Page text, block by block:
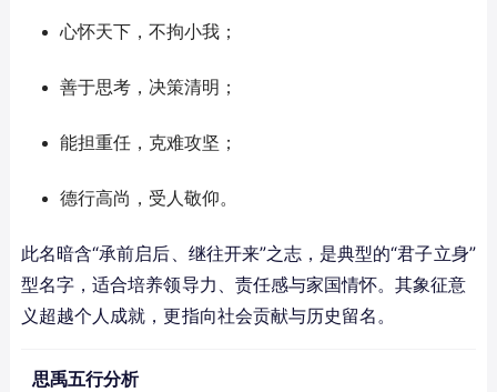
心怀天下，不拘小我；
善于思考，决策清明；
能担重任，克难攻坚；
德行高尚，受人敬仰。
此名暗含“承前启后、继往开来”之志，是典型的“君子立身”
型名字，适合培养领导力、责任感与家国情怀。其象征意
义超越个人成就，更指向社会贡献与历史留名。
思禹五行分析